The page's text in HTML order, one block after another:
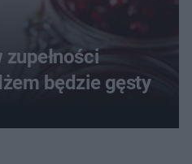
zupełności
będzie gęsty